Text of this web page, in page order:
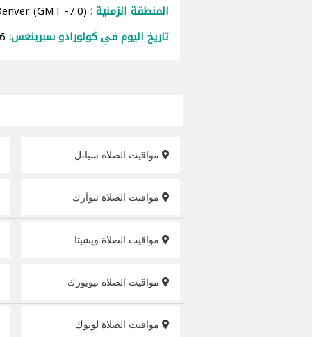
المنطقة الزمنية :
تاريخ اليوم في كولورادو سبرينغس:
مواقيت الصلاة سياتل
مواقيت الصلاة نيوآرك
مواقيت الصلاة ويشيتا
مواقيت الصلاة نيويورك
مواقيت الصلاة لوبوك